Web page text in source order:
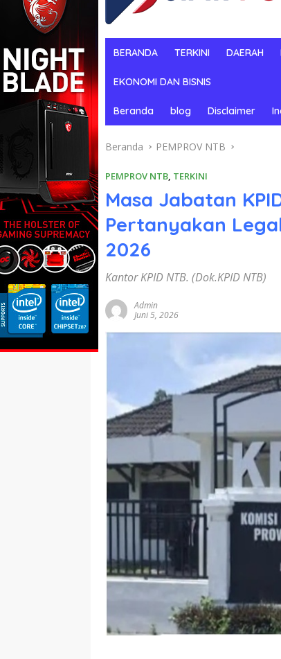
BERANDA TERKINI DAERAH
EKONOMI DAN BISNIS
Beranda blog Disclaimer
Beranda PEMPROV NTB
PEMPROV NTB, TERKINI
Masa Jabatan
Pertanyakan
2026
Kantor KPID NTB. (Dok.KPID NTB)
Admin
Juni 5, 2026